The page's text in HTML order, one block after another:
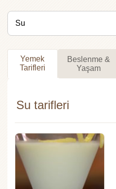
Yemek
Tarifleri
Beslenme &
Yaşam
Su tarifleri